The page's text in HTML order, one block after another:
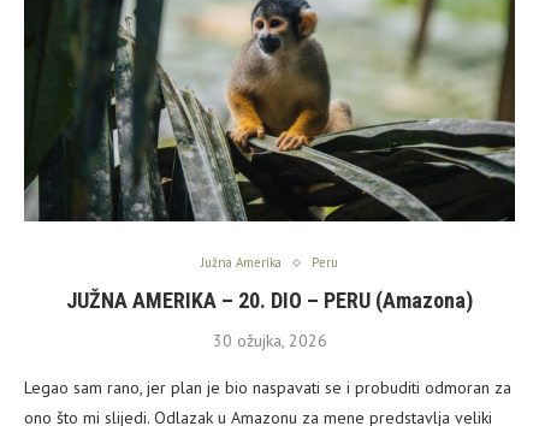
Južna Amerika Peru
JUŽNA AMERIKA – 20. DIO – PERU (Amazona)
30 ožujka, 2026
Legao sam rano, jer plan je bio naspavati se i probuditi odmoran za
ono što mi slijedi. Odlazak u Amazonu za mene predstavlja veliki